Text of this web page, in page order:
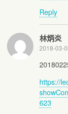
Reply
林炳炎
2018-03-
https://
623